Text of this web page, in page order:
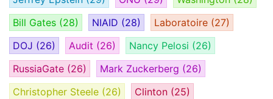
Bill Gates (28) NIAID (28) Laboratoire (27)
DOJ (26) Audit (26) Nancy Pelosi (26)
RussiaGate (26) Mark Zuckerberg (26)
Christopher Steele (26) Clinton (25)